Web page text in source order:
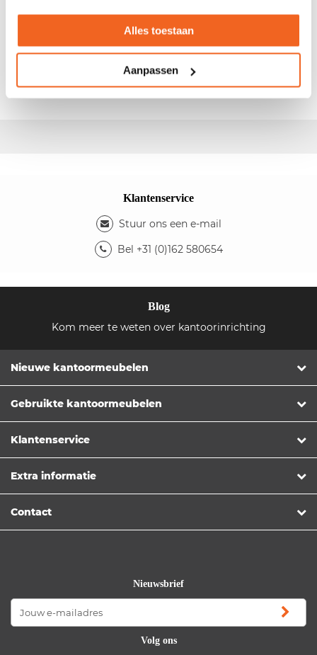
Alles toestaan
Aanpassen
Gebruikte bordeaux rode conferentiestoel met armleggers
- 4-poots onderstel - Kleur stoffering: bordeaux rood
- Kleur onderstel: zwart - Zithoogte: 45cm -
Zitdiepte: 50cm - Rughoogte: 40cm
Klantenservice
Stuur ons een e-mail
Bel +31 (0)162 580654
Blog
Kom meer te weten over kantoorinrichting
Nieuwe kantoormeubelen
Gebruikte kantoormeubelen
Klantenservice
Extra informatie
Contact
Nieuwsbrief
Volg ons